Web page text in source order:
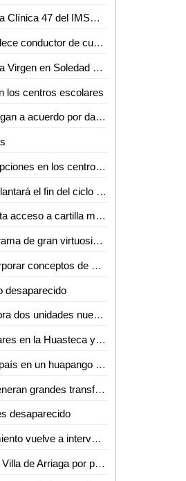
Mujer golpea a trabajadora de la Clínica 47 del IMSS tras discusión por consulta médica
No sobrevivió a las heridas; fallece conductor de cuatrimoto accidentado en Aquismón
En próximos días, familias de la Virgen en Soledad estrenarán consultorio, purificadora y parque urbano
los centros escolares
Choque en colonia Doraceli; llegan a acuerdo por daños
Gobierno estatal arranca inscripciones en los centros de desarrollo infantil
Por altas temperaturas, se adelantará el fin del ciclo escolar
Ayuntamiento de Soledad facilita acceso a cartilla militar con jornadas en planteles educativos
La OSSLP presentará un programa de gran virtuosismo y tradición musical en el teatro de la paz
Aprobadas reformas para incorporar conceptos de gentrificación y vivienda asequible
desaparecido
Alcalde vallense propone compra dos unidades nuevas de recolección de basura
Adelantarán vacaciones escolares en la Huasteca y Zona Media por altas temperaturas
Xilitla reunirá a tríos de todo el país en un huapango continuo para lograr un Récord Guinness
Son obras comunitarias que generan grandes transformaciones: presidenta Claudia Sheinbaum
desaparecido
¡Otra vez los baches! Ayuntamiento vuelve a intervenir la avenida Ejército Mexicano
Corte frena cobro municipal en Villa de Arriaga por proyectos federales